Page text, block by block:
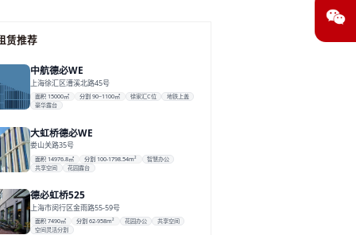
赁推荐
中航德必WE
上海徐汇区漕溪北路45号
面积 15000㎡ 分割 90~1100㎡ 徐家汇C位
地铁上盖
豪华露台
大虹桥德必WE
娄山关路35号
面积 14976.8㎡ 分割 100-1798.54m²
智慧办公
共享空间
花园露台
德必虹桥525
上海市闵行区金雨路55-59号
面积 7490㎡ 分割 62-958m² 花园办公
共享空间
空间灵活分割